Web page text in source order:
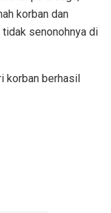
korban dan
senonohnya di
korban berhasil